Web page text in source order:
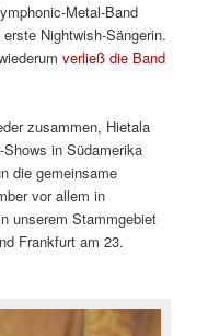
Metal-Band
Nightwish-Sängerin.
verließ die Band
zusammen, Hietala
in Südamerika
die gemeinsame
vor allem in
unserem Stammgebiet
Frankfurt am 23.